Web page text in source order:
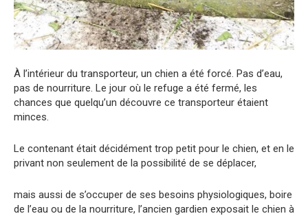
À l’intérieur du transporteur, un chien a été forcé. Pas d’eau,
pas de nourriture. Le jour où le refuge a été fermé, les
chances que quelqu’un découvre ce transporteur étaient
minces.
Le contenant était décidément trop petit pour le chien, et en le
privant non seulement de la possibilité de se déplacer,
mais aussi de s’occuper de ses besoins physiologiques, boire
de l’eau ou de la nourriture, l’ancien gardien exposait le chien à